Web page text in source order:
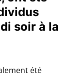
soir à la
été